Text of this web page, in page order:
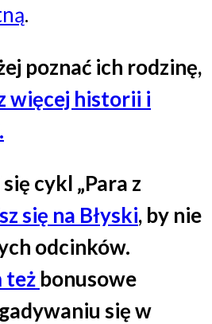
.
poznać ich rodzinę,
więcej historii i
cykl „Para z
się na Błyski, by nie
odcinków.
też bonusowe
się w